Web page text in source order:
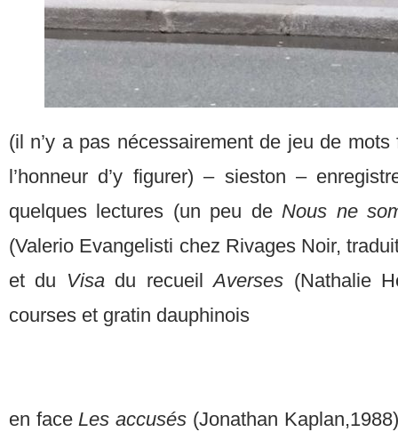
(il n’y a pas nécessairement de jeu de
l’honneur d’y figurer) – sieston –
quelques lectures (un peu deNous ne
(Valerio Evangelisti chez Rivages Noir,
et du Visa du recueilAverses (Nathalie
courses et gratin dauphinois
en faceLes accusés (Jonathan